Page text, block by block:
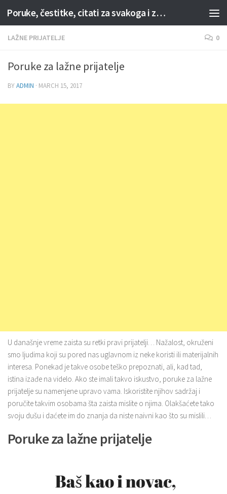
Skip to content Poruke, čestitke, citati za svakoga i za svaku priliku
LAŽNE PRIJATELJE 0
Poruke za lažne prijatelje
BYADMIN · MARCH 15, 2017
U današnje vreme zaista su retki pravi prijatelji… Nažalost, okruženi
smo ljudima koji su pored nas uglavnom iz neke koristi ili materijalnih
interesa. Ponekad je takve osobe teško prepoznati, ali, kad tad,
istina izađe na videlo. Ako ste imali takvo iskustvo, poruke za lažne
prijatelje su namenjene upravo vama. Iskoristite njihov sadržaj i
poručite takvim osobama šta zaista mislite o njima. Olakšaćete tako
svoju dušu i daćete im do znanja da niste naivni kao što su mislili…
Poruke za lažne prijatelje